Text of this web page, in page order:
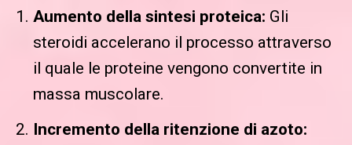
Aumento della sintesi proteica: Gli
steroidi accelerano il processo attraverso
il quale le proteine vengono convertite in
massa muscolare.
Incremento della ritenzione di azoto: